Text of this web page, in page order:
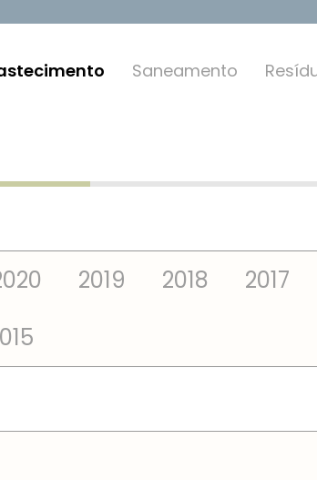
Saneamento
2019 2018 2017